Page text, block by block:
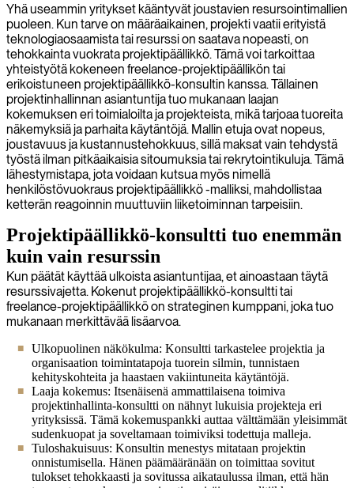
Yhä useammin yritykset kääntyvät joustavien resursointimallien
puoleen. Kun tarve on määräaikainen, projekti vaatii erityistä
teknologiaosaamista tai resurssi on saatava nopeasti, on
tehokkainta vuokrata projektipäällikkö. Tämä voi tarkoittaa
yhteistyötä kokeneen freelance-projektipäällikön tai
erikoistuneen projektipäällikkö-konsultin kanssa. Tällainen
projektinhallinnan asiantuntija tuo mukanaan laajan
kokemuksen eri toimialoilta ja projekteista, mikä tarjoaa tuoreita
näkemyksiä ja parhaita käytäntöjä. Mallin etuja ovat nopeus,
joustavuus ja kustannustehokkuus, sillä maksat vain tehdystä
työstä ilman pitkäaikaisia sitoumuksia tai rekrytointikuluja. Tämä
lähestymistapa, jota voidaan kutsua myös nimellä
henkilöstövuokraus projektipäällikkö -malliksi, mahdollistaa
ketterän reagoinnin muuttuviin liiketoiminnan tarpeisiin.
Projektipäällikkö-konsultti tuo enemmän
kuin vain resurssin
Kun päätät käyttää ulkoista asiantuntijaa, et ainoastaan täytä
resurssivajetta. Kokenut projektipäällikkö-konsultti tai
freelance-projektipäällikkö on strateginen kumppani, joka tuo
mukanaan merkittävää lisäarvoa.
Ulkopuolinen näkökulma: Konsultti tarkastelee projektia ja
organisaation toimintatapoja tuorein silmin, tunnistaen
kehityskohteita ja haastaen vakiintuneita käytäntöjä.
Laaja kokemus: Itsenäisenä ammattilaisena toimiva
projektinhallinta-konsultti on nähnyt lukuisia projekteja eri
yrityksissä. Tämä kokemuspankki auttaa välttämään yleisimmät
sudenkuopat ja soveltamaan toimiviksi todettuja malleja.
Tuloshakuisuus: Konsultin menestys mitataan projektin
onnistumisella. Hänen päämääränään on toimittaa sovitut
tulokset tehokkaasti ja sovitussa aikataulussa ilman, että hän